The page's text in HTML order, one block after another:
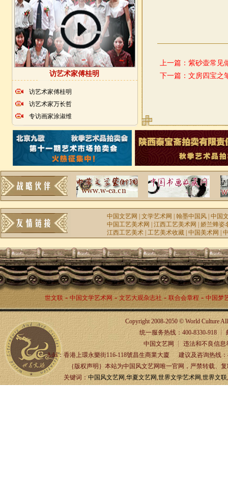
访艺术家傅桂明
访艺术家傅桂明
访艺术家万长哲
专访画家涂淑维
上一篇： 紫砂壶常见
下一篇： 文房四宝之
中国文艺网 |文学艺术网 |翰墨中国风 |中国
中国工艺美术网
|江西工艺美术网 |娇兰蜂姿
江西工艺美术 |工艺美术收藏 |中国美术网 |
世文联- 中国文学艺术网 - 文艺大观杂志社 - 联合会章程- 中国梦
Copyright 2008-2050 © World Culture
统一服务热线：400-8330-918 ┊ 邮箱
中国文艺网 ┊ 违法和不良信息举
Add：香港上環永樂街116-118號昌生商業大廈 建议及咨询热线
｛版权声明｝本站为中国风文艺网唯一官网，严禁转载、复制
关键词：中国风文艺网,华夏文艺网,世界文学艺术网,世界文联,